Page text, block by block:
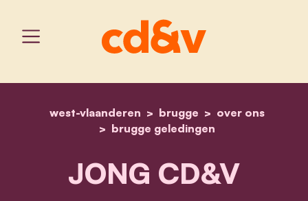
home
west-vlaanderen brugge
over ons
brugge geledingen
jong cd&v
JONG CD&V